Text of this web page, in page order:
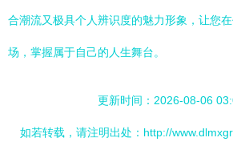
合潮流又极具个人辨识度的魅力形象，让您
场，掌握属于自己的人生舞台。
更新时间：2026-08-06
如若转载，请注明出处：http://